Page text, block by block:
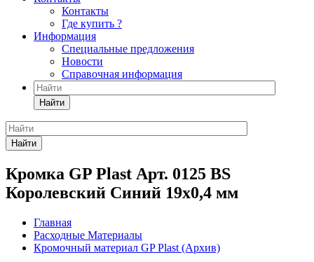
Контакты
Где купить ?
Информация
Специальные предложения
Новости
Справочная информация
Найти
Найти
Кромка GP Plast Арт. 0125 BS
Королевский Синий 19x0,4 мм
Главная
Расходные Материалы
Кромочный материал GP Plast (Архив)